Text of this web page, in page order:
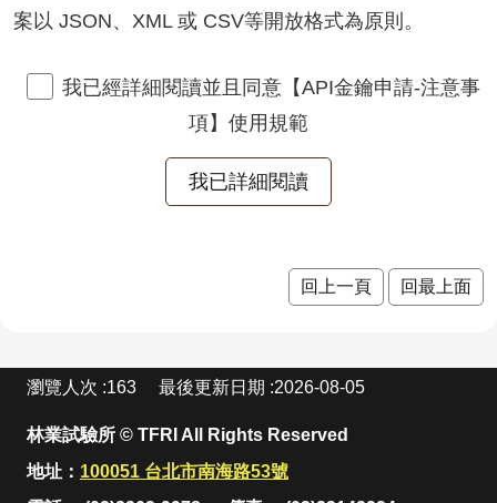
網
站
覽
政
策
政
府
案以 JSON、XML 或 CSV等開放格式為原則。
我已經詳細閱讀並且同意【API金鑰申請-注意事
項】使用規範
回上一頁 回最上面
瀏覽人次 163 最後更新日期 2026-08-05
林業試驗所 © TFRI All Rights Reserved
地址： 100051 台北市南海路53號